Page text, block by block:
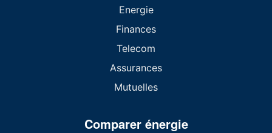
Energie
Finances
Telecom
Assurances
Mutuelles
Comparer énergie